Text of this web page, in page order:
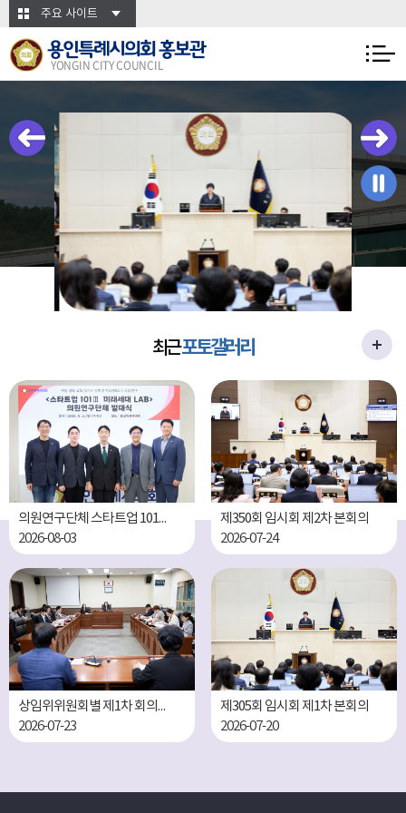
본문바로가기주요 사이트
용인특례시의회 홍보관
YONGIN CITY COUNCIL
최근포토갤러리
의원연구단체 스타트업 101 III 미래세대 LAB 발대식
2026-08-03
제350회 임시회 제2차 본회의
2026-07-24
상임위위원회별 제1차 회의(제305회 임시회 )
2026-07-23
제305회 임시회 제1차 본회의
2026-07-20